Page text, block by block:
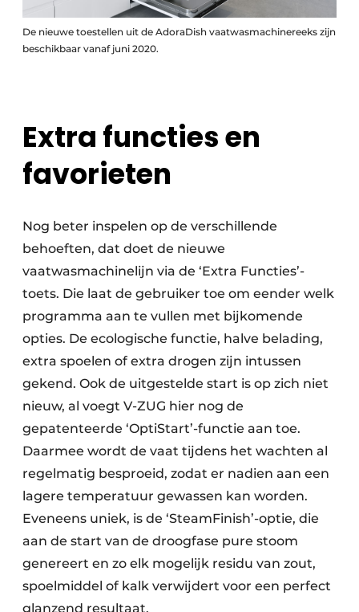
De nieuwe toestellen uit de AdoraDish vaatwasmachinereeks zijn
beschikbaar vanaf juni 2020.
Extra functies en
favorieten
Nog beter inspelen op de verschillende
behoeften, dat doet de nieuwe
vaatwasmachinelijn via de ‘Extra Functies’-
toets. Die laat de gebruiker toe om eender welk
programma aan te vullen met bijkomende
opties. De ecologische functie, halve belading,
extra spoelen of extra drogen zijn intussen
gekend. Ook de uitgestelde start is op zich niet
nieuw, al voegt V-ZUG hier nog de
gepatenteerde ‘OptiStart’-functie aan toe.
Daarmee wordt de vaat tijdens het wachten al
regelmatig besproeid, zodat er nadien aan een
lagere temperatuur gewassen kan worden.
Eveneens uniek, is de ‘SteamFinish’-optie, die
aan de start van de droogfase pure stoom
genereert en zo elk mogelijk residu van zout,
spoelmiddel of kalk verwijdert voor een perfect
glanzend resultaat.